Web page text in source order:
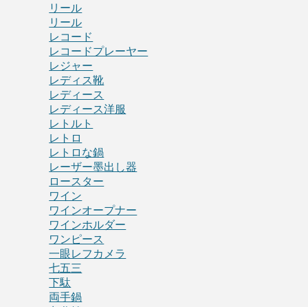
リール
リール
レコード
レコードプレーヤー
レジャー
レディス靴
レディース
レディース洋服
レトルト
レトロ
レトロな鍋
レーザー墨出し器
ロースター
ワイン
ワインオープナー
ワインホルダー
ワンピース
一眼レフカメラ
七五三
下駄
両手鍋